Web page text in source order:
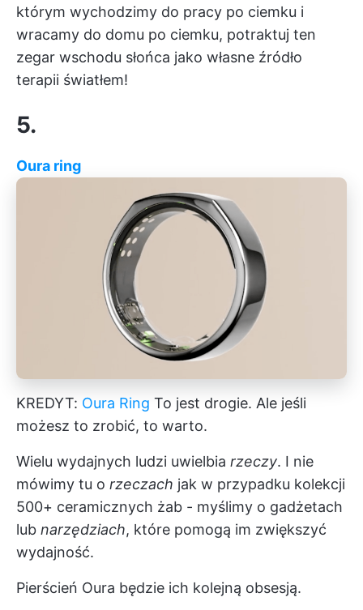
którym wychodzimy do pracy po ciemku i
wracamy do domu po ciemku, potraktuj ten
zegar wschodu słońca jako własne źródło
terapii światłem!
5.
Oura ring
KREDYT: Oura Ring To jest drogie. Ale jeśli
możesz to zrobić, to warto.
Wielu wydajnych ludzi uwielbia rzeczy. I nie
mówimy tu o rzeczach jak w przypadku kolekcji
500+ ceramicznych żab - myślimy o gadżetach
lub narzędziach, które pomogą im zwiększyć
wydajność.
Pierścień Oura będzie ich kolejną obsesją.